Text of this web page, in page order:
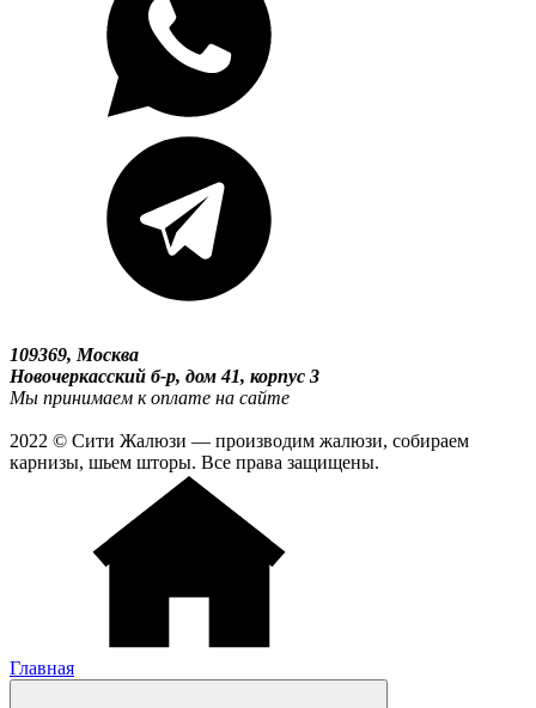
109369, Москва
Новочеркасский б-р, дом 41, корпус 3
Мы принимаем к оплате на сайте
2022 © Сити Жалюзи — производим жалюзи, собираем
карнизы, шьем шторы. Все права защищены.
Главная